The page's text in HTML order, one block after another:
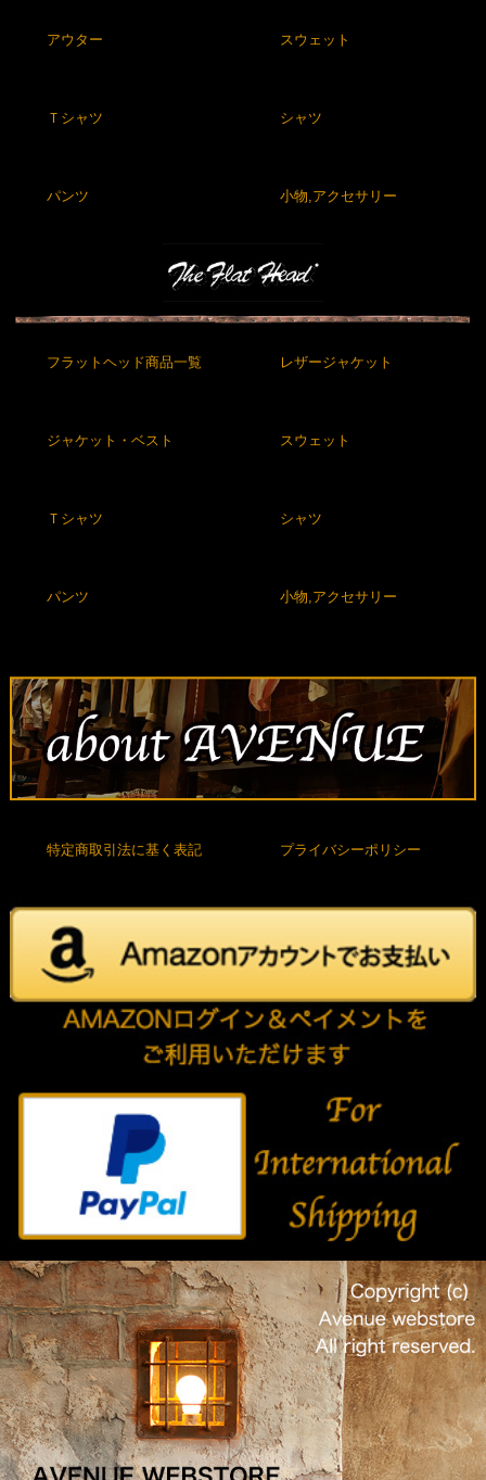
アウター スウェット
Ｔシャツ シャツ
パンツ 小物,アクセサリー
フラットヘッド商品一覧 レザージャケット
ジャケット・ベスト スウェット
Ｔシャツ シャツ
パンツ 小物,アクセサリー
特定商取引法に基く表記 プライバシーポリシー